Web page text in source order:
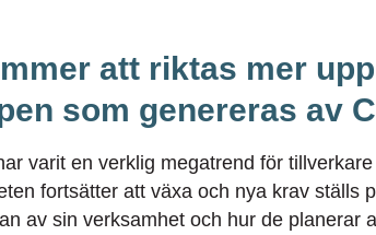
att riktas mer
som genereras av
varit en verklig megatrend för
fortsätter att växa och nya krav ställs
av sin verksamhet och hur de planerar